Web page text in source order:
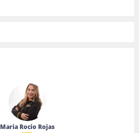
Maria Rocio Rojas